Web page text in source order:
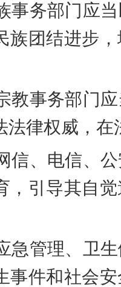
事务部门应当
族团结进步
教事务部门应
法律权威，
信、电信、公
，引导其自
急管理、卫生
事件和社会